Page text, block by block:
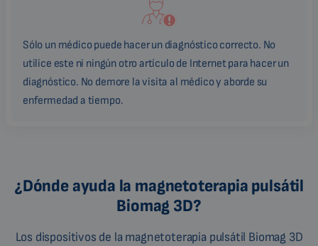
Sólo un médico puede hacer un diagnóstico correcto. No
utilice este ni ningún otro artículo de Internet para hacer un
diagnóstico. No demore la visita al médico y aborde su
enfermedad a tiempo.
¿Dónde ayuda la magnetoterapia pulsátil
Biomag 3D?
Los dispositivos de la magnetoterapia pulsátil Biomag 3D